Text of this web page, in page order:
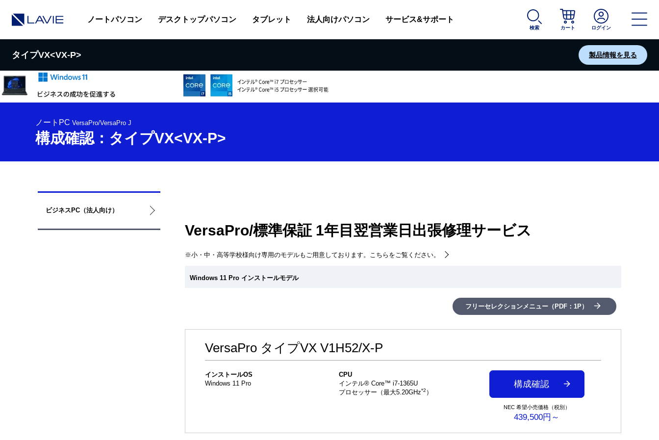
ノートパソコン デスクトップパソコン タブレット 法人向けパソコン サービス&サポート
検索 カート ログイン
タイプVX<VX-P> 製品情報を見る
構成確認：タイプVX<VX-P>
ノートPC VersaPro/VersaPro J
ロ
ナ
ビジネスPC（法人向け）
VersaPro/標準保証 1年目翌営業日出張修理サービス
※小・中・高等学校様向け専用のモデルもご用意しております。こちらをご覧ください。
Windows 11 Pro インストールモデル
フリーセレクションメニュー（PDF：1P）
VersaPro タイプVX V1H52/X-P
インストールOS
Windows 11 Pro
CPU
インテル® Core™ i7-1365U
プロセッサー（最大5.20GHz*2 ）
構成確認
NEC 希望小売価格（税別）
439,500円～